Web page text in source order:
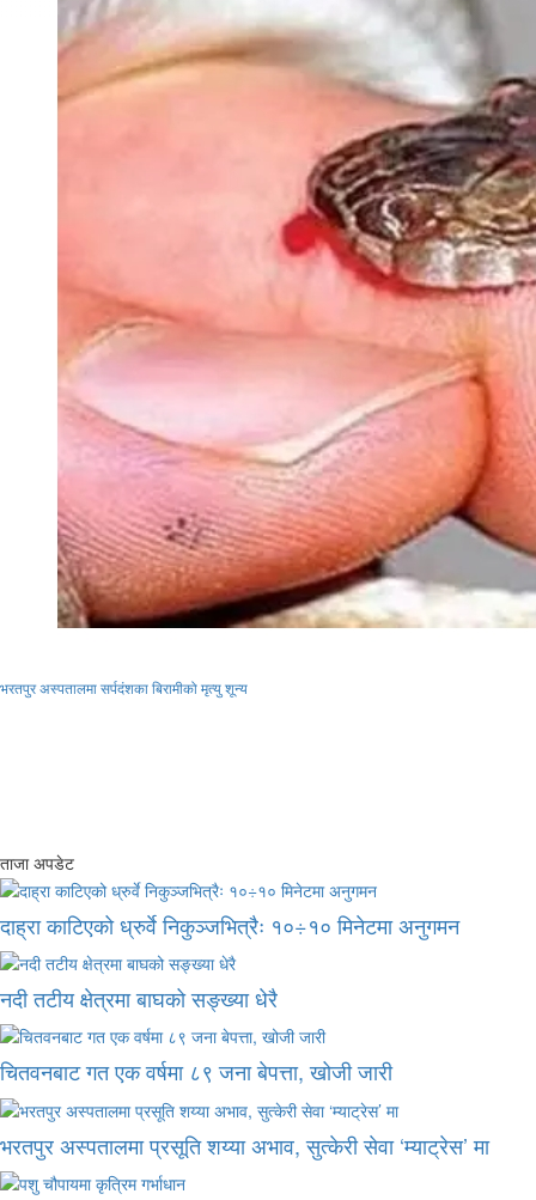
भरतपुर अस्पतालमा सर्पदंशका बिरामीको मृत्यु शून्य
ताजा अपडेट
दाह्रा काटिएको ध्रुर्वे निकुञ्जभित्रैः १०÷१० मिनेटमा अनुगमन
नदी तटीय क्षेत्रमा बाघको सङ्ख्या धेरै
चितवनबाट गत एक वर्षमा ८९ जना बेपत्ता, खोजी जारी
भरतपुर अस्पतालमा प्रसूति शय्या अभाव, सुत्केरी सेवा ‘म्याट्रेस’ मा